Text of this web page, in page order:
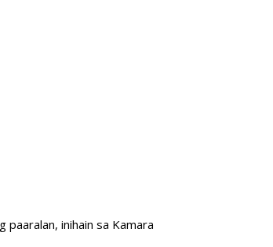
inihain sa Kamara